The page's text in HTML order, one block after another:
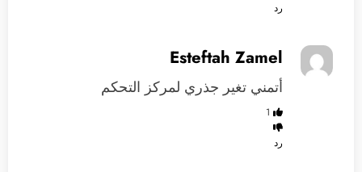
رد
Esteftah Zamel
أتمني تغير جذري لمركز التحكم
1
رد